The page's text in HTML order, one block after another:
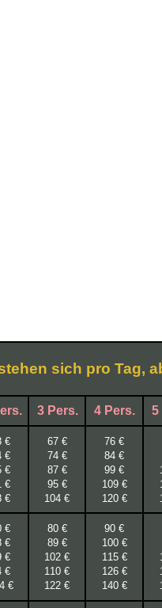
sich pro
3 Pers. 4 Pers. 5
€
€
€
€
€
67 €
74 €
87 €
95 €
104 €
76 €
84 €
99 €
109 €
120 €
€
€
€
€
€
80 €
89 €
102 €
110 €
122 €
90 €
100 €
115 €
126 €
140 €